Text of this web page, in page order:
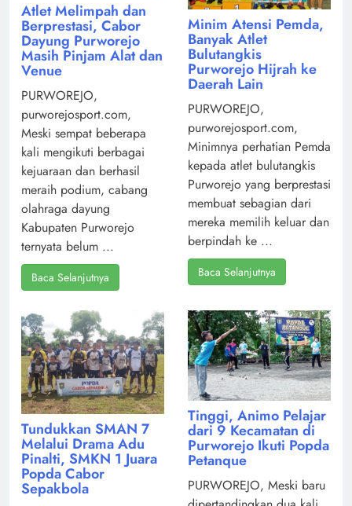
Atlet Melimpah dan
Berprestasi, Cabor
Dayung Purworejo
Masih Pinjam Alat dan
Venue
PURWOREJO,
purworejosport.com,
Meski sempat beberapa
kali mengikuti berbagai
kejuaraan dan berhasil
meraih podium, cabang
olahraga dayung
Kabupaten Purworejo
ternyata belum ...
Baca Selanjutnya
Minim Atensi Pemda,
Banyak Atlet
Bulutangkis
Purworejo Hijrah ke
Daerah Lain
PURWOREJO,
purworejosport.com,
Minimnya perhatian Pemda
kepada atlet bulutangkis
Purworejo yang berprestasi
membuat sebagian dari
mereka memilih keluar dan
berpindah ke ...
Baca Selanjutnya
Tundukkan SMAN 7
Melalui Drama Adu
Pinalti, SMKN 1 Juara
Popda Cabor
Sepakbola
Tinggi, Animo Pelajar
dari 9 Kecamatan di
Purworejo Ikuti Popda
Petanque
PURWOREJO, Meski baru